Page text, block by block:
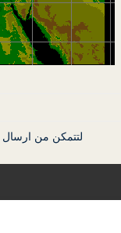
لتتمكن من ارسال